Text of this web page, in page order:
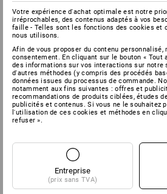
Votre expérience d'achat optimale est notre
irréprochables, des contenus adaptés à vos
faille - Telles sont les fonctions des cookies et
nous utilisons.
Afin de vous proposer du contenu personnalisé,
consentement. En cliquant sur le bouton « Tout
des informations sur vos interactions sur notre
d'autres méthodes (y compris des procédés
données issues du processus de commande.
notamment aux fins suivantes : offres et
recommandations de produits ciblées, études
publicités et contenus. Si vous ne le souhaitez
l'utilisation de ces cookies et méthodes en
refuser ».
Entreprise
(prix sans TVA)